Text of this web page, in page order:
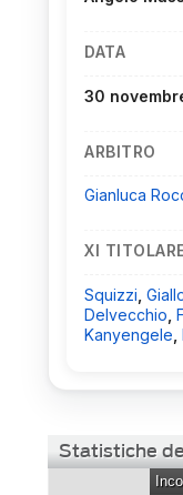
DATA
30
ARBITRO
Gianluca
XI
Squizzi
Delvecchio
Kanyengele
Statistiche